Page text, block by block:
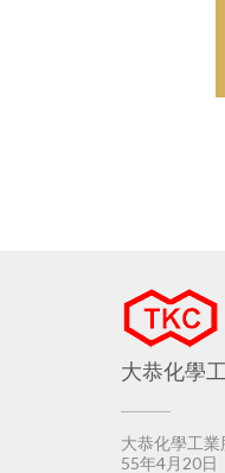
大恭化學
大恭化學工
55年4月20日